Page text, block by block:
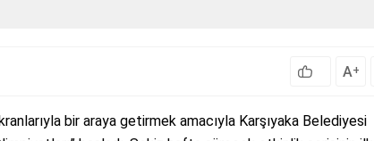
A+
bir araya getirmek amacıyla Karşıyaka Belediyesi